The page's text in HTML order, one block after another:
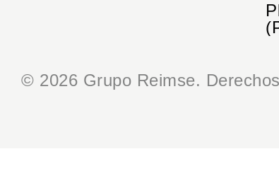
© 2026 Grupo Reimse.